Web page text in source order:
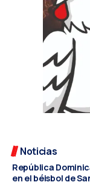
Noticias
República
en el béisbol de